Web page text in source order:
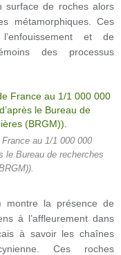
surface de roches alors
métamorphiques. Ces
et de
des processus
au 1/1 000 000
le Bureau de recherches
montre la présence de
à l’affleurement dans
à savoir les chaînes
Ces roches